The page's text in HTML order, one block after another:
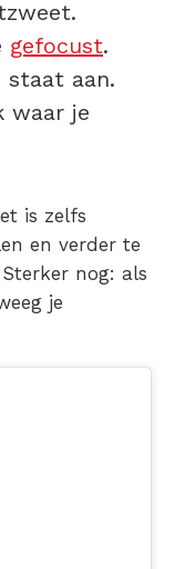
gefocust.
staat aan.
waar je
is zelfs
en verder te
nog: als
je